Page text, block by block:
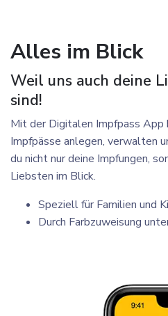
Alles im Blick
Weil uns auch deine
sind!
Mit der Digitalen Impfpass App
Impfpässe anlegen, verwalten
du nicht nur deine Impfungen,
Liebsten im Blick.
Speziell für Familien und
Durch Farbzuweisung